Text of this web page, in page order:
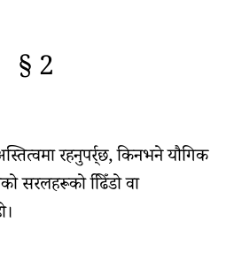
§ 2
रहनुपर्र्छ, किनभनेयौगिक
सरलहरूकोढििँडो वा